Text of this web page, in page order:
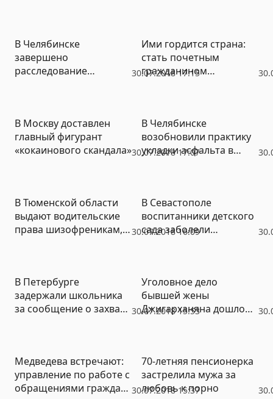
30.07.2018 17:15
В Челябинске
завершено
расследование
прикарманивших 77
млн рублей
Ими гордится страна:
стать почетным
гражданином
30.07.2018 17:07
В Москву доставлен
главный фигурант
«кокаинового скандала»
В Челябинске
возобновили практику
укладки асфальта в
30.07.2018 16:09
В Тюменской области
выдают водительские
права шизофреникам,
В Севастополе
воспитанники детского
сада заболели
30.07.2018 15:53
В Петербурге
задержали школьника
за сообщение о захвате
Уголовное дело
бывшей жены
Джигарханяна дошло
30.07.2018 15:37
Медведева встречают:
управление по работе с
обращениями граждан
70-летняя пенсионерка
застрелила мужа за
любовь к порно